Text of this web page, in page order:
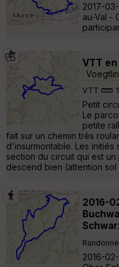
2017-
au-Val -
VTT
VTT
Petit
Le
petite
fait sur un chemin très
d'insurmontable. Les
section du circuit qui est
descend bien (attention sol
2016-
2016-